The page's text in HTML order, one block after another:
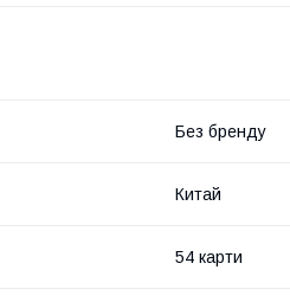
Без бренду
Китай
54 карти